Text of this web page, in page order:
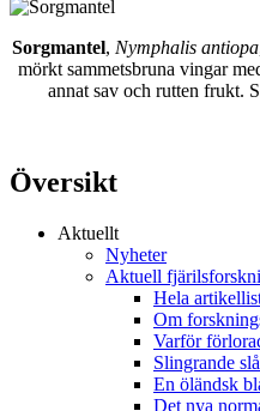
Sorgmantel, Nymphalis antiopa
mörkt sammetsbruna vingar
annat sav och rutten frukt.
Översikt
Aktuellt
Nyheter
Aktuell
Hela
Om
Varför
Slingrande
En öländsk
Det nya